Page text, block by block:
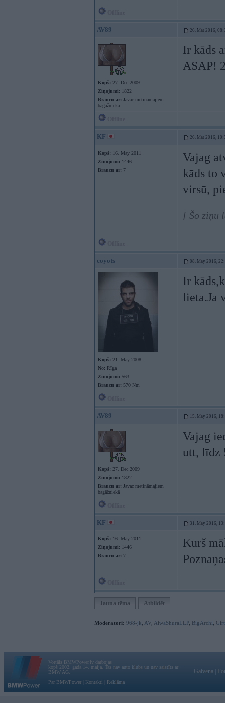
AV89 26. Mar 2016,
Kopš: 27. Dec 2009
Ziņojumi: 1822
Braucu ar: Javac metināmajiem
bagāžniekā
Ir kāds
ASAP!
KF 26. Mar 2016,
Kopš: 16. May 2011
Ziņojumi: 1446
Braucu ar: 7
Vajag
kāds to
virsū,
[ Šo ziņu
coyots 08. May 2016,
Kopš: 21. May 2008
No: Rīga
Ziņojumi: 563
Braucu ar: 570 Nm
Ir
lieta.Ja
AV89 15. May 2016,
Kopš: 27. Dec 2009
Ziņojumi: 1822
Braucu ar: Javac metināmajiem
bagāžniekā
Vajag
utt, līdz
KF 31. May 2016,
Kopš: 16. May 2011
Ziņojumi: 1446
Braucu ar: 7
Kurš
Jauna tēma Atbildēt
Moderatori: 968-jk AV AiwaShuraLLP, BigArchi
Vortāls BMWPower.lv darbojas
kopš 2002. gada 14. maija. Tas nav auto klubs un nav saistīts ar
BMW AG.
Par BMWPower
Kontakti Reklāma
Galvena